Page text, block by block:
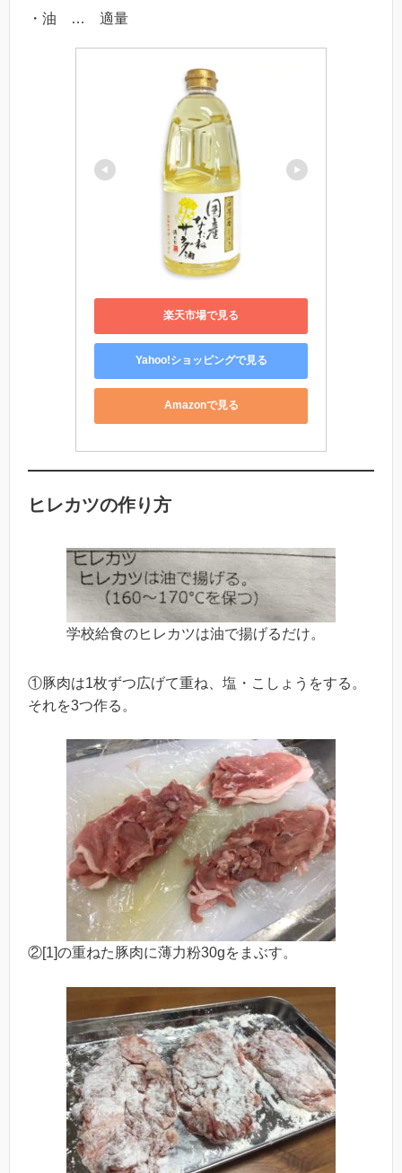
・油 … 適量
楽天市場で見る
Yahoo!ショッピングで見る
Amazonで見る
ヒレカツの作り方
学校給食のヒレカツは油で揚げるだけ。
①豚肉は1枚ずつ広げて重ね、塩・こしょうをする。
それを3つ作る。
②[1]の重ねた豚肉に薄力粉30gをまぶす。